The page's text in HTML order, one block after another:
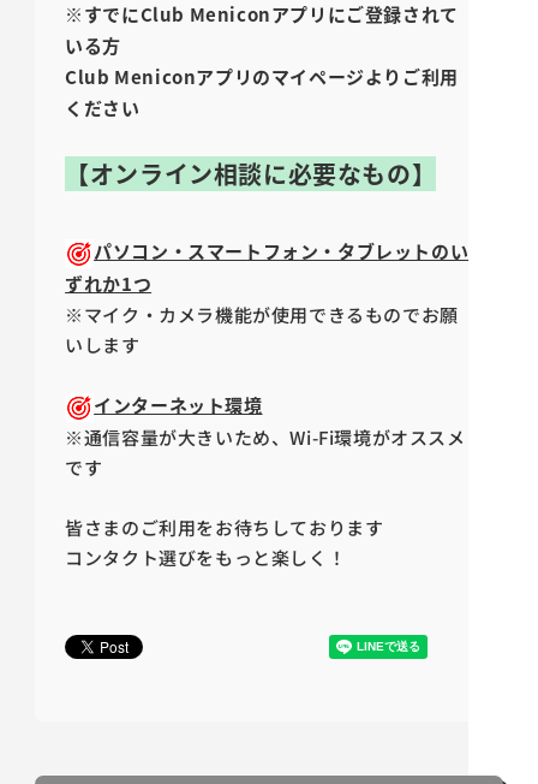
※すでにClub Meniconアプリにご登録されて
いる方
Club Meniconアプリのマイページよりご利用
ください
【オンライン相談に必要なもの】
パソコン・スマートフォン・タブレットのい
ずれか1つ
※マイク・カメラ機能が使用できるものでお願
いします
インターネット環境
※通信容量が大きいため、Wi-Fi環境がオススメ
です
皆さまのご利用をお待ちしております
コンタクト選びをもっと楽しく！